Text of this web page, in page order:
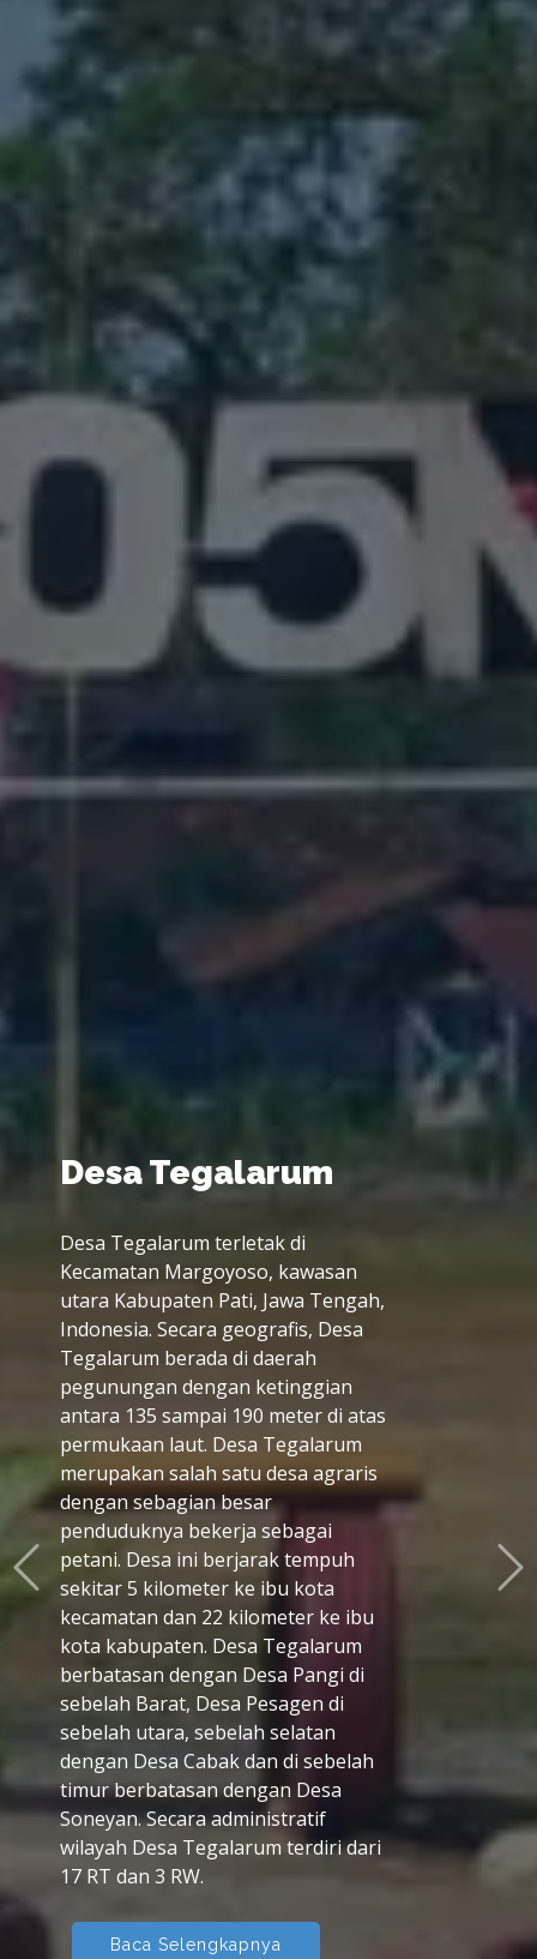
Letak Geografis Desa
Tegalarum
Tegalarum memiliki kondisi
topografi yang cukup bervariasi
dengan sebagian besar wilayahnya
berupa perbukitan dengan
ketinggian antara 135 hingga 190
meter di atas permukaan laut. Hal ini
menyebabkan beberapa bagian
desa memiliki lahan pertanian datar
dan sebagian lainnya berbentuk
lereng yang cocok untuk berbagai
jenis tanaman. Desa Tegalarum
memiliki luas wilayah 381,065 km²
dan jumlah penduduk sekitar 2.680
jiwa.
Baca Selengkapnya